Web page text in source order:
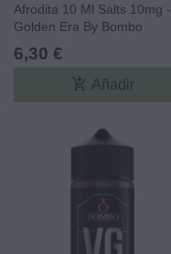
Afrodita 10 Ml Salts 10mg -
Golden Era By Bombo
6,30 €
add_shopping_cart Añadir